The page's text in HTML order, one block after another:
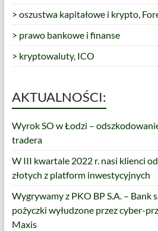
> oszustwa kapitałowe i krypto,
> prawo bankowe i finanse
> kryptowaluty, ICO
AKTUALNOŚCI:
Wyrok SO w Łodzi –
tradera
W III kwartale 2022 r. nasi klienci
złotych z platform inwestycyjnych
Wygrywamy z PKO BP S.A. – Bank
pożyczki wyłudzone przez cyber-
Maxis